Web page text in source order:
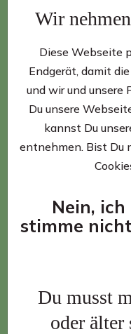
60598 Frankfurt am
Telefon:069 – 60 65 0
Telefax: 069 – 60 65
E-Mail:
MStV:
Wir
Diese Webseite
Endgerät, damit
und wir und unsere
Du unsere
kannst Du
entnehmen. Bist Du
Nein, ich
stimme
Du musst
oder älter